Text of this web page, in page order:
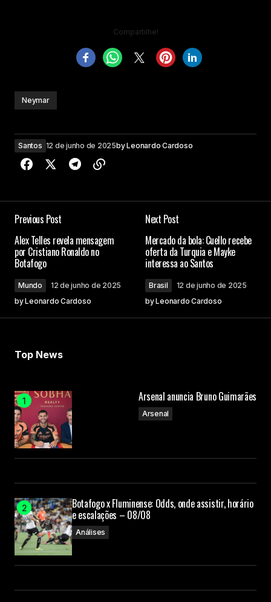
Compartilhe!
Neymar
Santos 12 de junho de 2025byLeonardo Cardoso
Previous Post
Alex Telles revela mensagem
por Cristiano Ronaldo no
Botafogo
Mundo
12 de junho de 2025
byLeonardo Cardoso
Next Post
Mercado da bola: Cuello recebe
oferta da Turquia e Mayke
interessa ao Santos
Brasil
12 de junho de 2025
byLeonardo Cardoso
Top News
Arsenal anuncia Bruno Guimarães
Arsenal
Botafogo x Fluminense: Odds, onde assistir, horário
e escalações – 08/08
Análises